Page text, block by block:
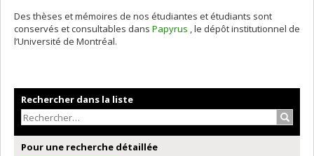
Des thèses et mémoires de nos étudiantes et étudiants sont
conservés et consultables dans Papyrus , le dépôt institutionnel de
l’Université de Montréal.
Rechercher dans la liste
Pour une recherche détaillée